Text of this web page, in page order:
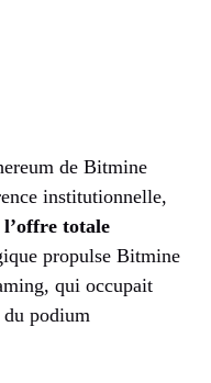
de Bitmine
institutionnelle,
totale
propulse Bitmine
qui occupait
du podium